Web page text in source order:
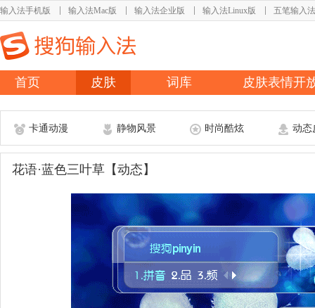
输入法手机版 输入法Mac版 输入法企业版 输入法Linux版 五笔输入法
首页 皮肤 词库 皮肤表情开
卡通动漫 静物风景 时尚酷炫 动态
花语·蓝色三叶草【动态】